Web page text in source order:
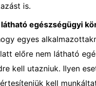
is.
egészségügyi
egyes
előre nem látható
kell utazniuk. Ilyen
kell